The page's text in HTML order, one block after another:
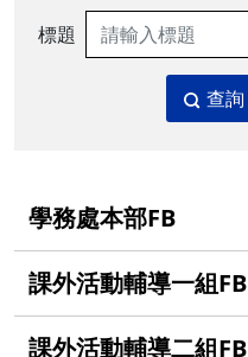
標題
查詢
學務處本部FB
課外活動輔導一組FB
課外活動輔導二組FB